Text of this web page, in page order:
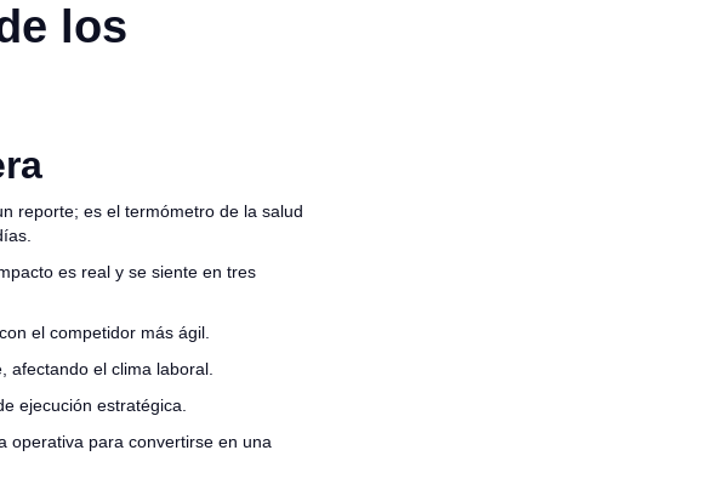
los
reporte; es el termómetro de la salud
es real y se siente en tres
el competidor más ágil.
afectando el clima laboral.
ejecución estratégica.
operativa para convertirse en una